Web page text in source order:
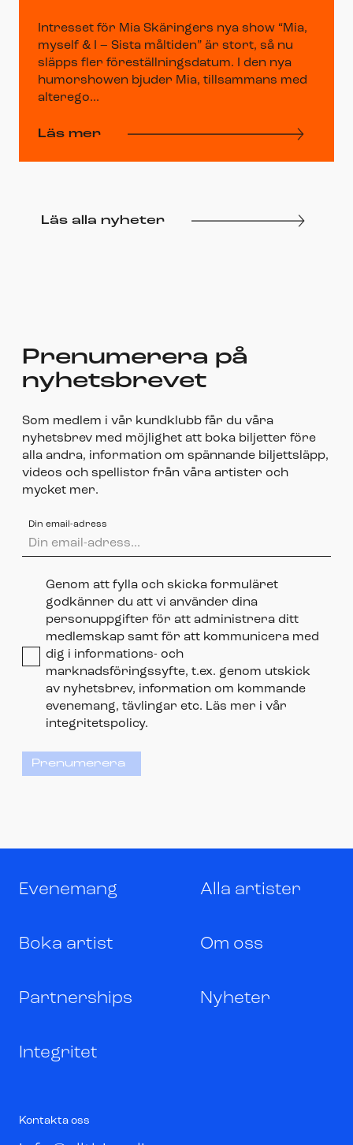
Intresset för Mia Skäringers nya show “Mia,
myself & I – Sista måltiden” är stort, så nu
släpps fler föreställningsdatum. I den nya
humorshowen bjuder Mia, tillsammans med
alterego...
Läs mer
Läs alla nyheter
Prenumerera på
nyhetsbrevet
Som medlem i vår kundklubb får du våra
nyhetsbrev med möjlighet att boka biljetter före
alla andra, information om spännande biljettsläpp,
videos och spellistor från våra artister och
mycket mer.
Din email-adress
Genom att fylla och skicka formuläret
godkänner du att vi använder dina
personuppgifter för att administrera ditt
medlemskap samt för att kommunicera med
dig i informations- och
marknadsföringssyfte, t.ex. genom utskick
av nyhetsbrev, information om kommande
evenemang, tävlingar etc. Läs mer i vår
integritetspolicy.
Prenumerera
Evenemang Alla artister
Boka artist Om oss
Partnerships Nyheter
Integritet
Kontakta oss